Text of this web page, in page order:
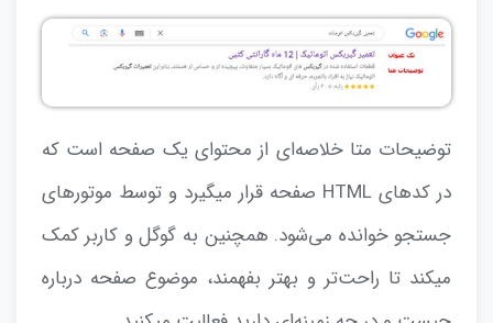
توضیحات متا خلاصه‌ای از محتوای یک صفحه است که
در کدهای HTML صفحه قرار میگیرد و توسط موتورهای
جستجو خوانده می‌شود. همچنین به گوگل و کاربر کمک
میکند تا راحت‌تر و بهتر بفهمند، موضوع صفحه درباره